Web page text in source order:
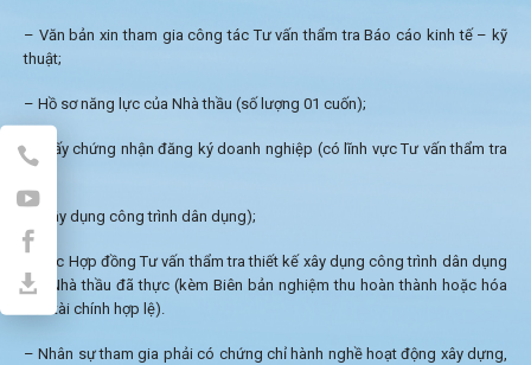
– Văn bản xin tham gia công tác Tư vấn thẩm tra Báo cáo kinh tế – kỹ
thuật;
– Hồ sơ năng lực của Nhà thầu (số lượng 01 cuốn);
– Giấy chứng nhận đăng ký doanh nghiệp (có lĩnh vực Tư vấn thẩm tra
thiết
kế xây dụng công trình dân dụng);
– Các Hợp đồng Tư vấn thẩm tra thiết kế xây dụng công trình dân dụng
mà Nhà thầu đã thực (kèm Biên bản nghiệm thu hoàn thành hoặc hóa
đơn tài chính hợp lệ).
– Nhân sự tham gia phải có chứng chỉ hành nghề hoạt động xây dựng,